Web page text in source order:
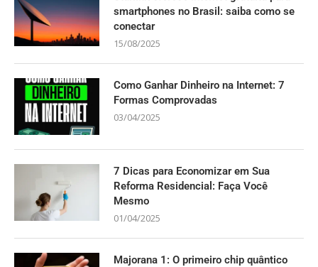
smartphones no Brasil: saiba como se
conectar
15/08/2025
Como Ganhar Dinheiro na Internet: 7
Formas Comprovadas
03/04/2025
7 Dicas para Economizar em Sua
Reforma Residencial: Faça Você
Mesmo
01/04/2025
Majorana 1: O primeiro chip quântico